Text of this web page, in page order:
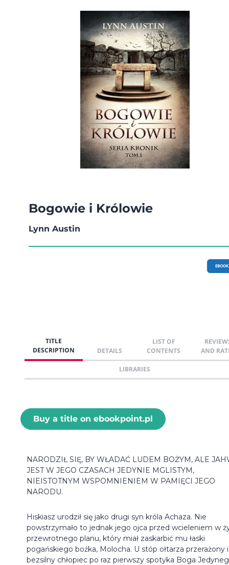
Bogowie i Królowie
Lynn Austin
EBOOK
TITLE
DESCRIPTION
DETAILS
LIST OF
CONTENTS
AND
LIBRARIES
Buy a title on ebookpoint.pl
NARODZIŁ SIĘ, BY WŁADAĆ LUDEM BOŻYM, ALE
JEST W JEGO CZASACH JEDYNIE MGLISTYM,
NIEISTOTNYM WSPOMNIENIEM W PAMIĘCI JEGO
NARODU.
Hiskiasz urodził się jako drugi syn króla Achaza. Nie
powstrzymało to jednak jego ojca przed wcieleniem w
przewrotnego planu, który miał zaskarbić mu łaski
pogańskiego bożka, Molocha. U stóp ołtarza przerażony i
bezsilny chłopiec po raz pierwszy spotyka Boga